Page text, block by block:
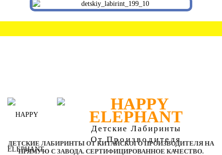
Детские Лабиринты
От Производителя
ДЕТСКИЕ ЛАБИРИНТЫ ОТ КИТАЙСКОГО ПРОИЗВОДИТЕЛЯ НА
ПРЯМУЮ С ЗАВОДА. СЕРТИФИЦИРОВАННОЕ КАЧЕСТВО.